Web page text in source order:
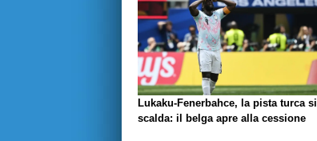
Lukaku-Fenerbahce, la pista turca si
scalda: il belga apre alla cessione